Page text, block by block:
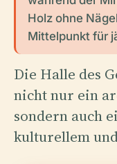
Holz ohne
Mittelpunkt für
Die Halle des
nicht nur ein
sondern auch
kulturellem